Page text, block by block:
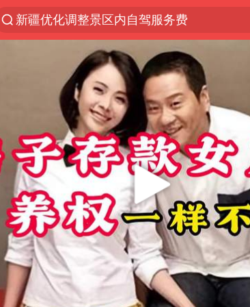
新疆优化调整景区内自驾服务费
微信又有新功能，你可以“撤回”你的撤回了！
浙江上海等地有大雨或暴雨
梁家辉：到内地拍戏不是北上是回归
情侣平潭拍日出坠崖1死1伤
西湖突现狂风暴雨 游客瞬间被浇透
白海豚将正面袭击贯穿浙江
《欢迎来龙餐馆》口碑
几元成本的AI广告导致千万市值蒸发
商场现钱学森巨幅海报 负责人回应
杭州全市有序停课